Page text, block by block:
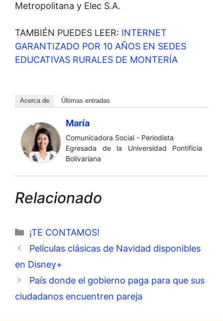
Metropolitana y Elec S.A.
TAMBIÉN PUEDES LEER: INTERNET
GARANTIZADO POR 10 AÑOS EN SEDES
EDUCATIVAS RURALES DE MONTERÍA
Acerca de Últimas entradas
María
Comunicadora Social - Periodista
Egresada de la Universidad Pontificia
Bolivariana
Relacionado
Categorías
¡TE CONTAMOS!
Películas clásicas de Navidad disponibles
en Disney+
País donde el gobierno paga para que sus
ciudadanos encuentren pareja